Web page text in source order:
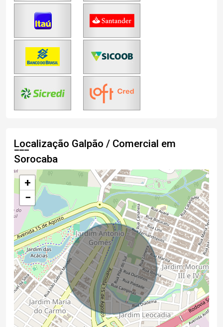
Localização Galpão / Comercial em
Sorocaba
+
−